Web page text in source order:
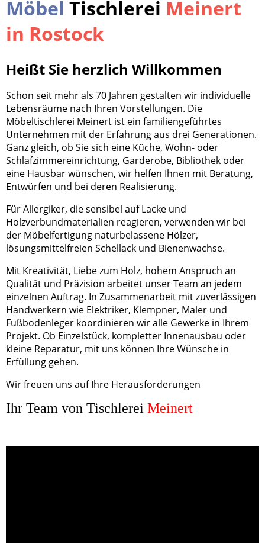
Möbel Tischlerei Meinert
in Rostock
Heißt Sie herzlich Willkommen
Schon seit mehr als 70 Jahren gestalten wir individuelle
Lebensräume nach Ihren Vorstellungen. Die
Möbeltischlerei Meinert ist ein familiengeführtes
Unternehmen mit der Erfahrung aus drei Generationen.
Ganz gleich, ob Sie sich eine Küche, Wohn- oder
Schlafzimmereinrichtung, Garderobe, Bibliothek oder
eine Hausbar wünschen, wir helfen Ihnen mit Beratung,
Entwürfen und bei deren Realisierung.
Für Allergiker, die sensibel auf Lacke und
Holzverbundmaterialien reagieren, verwenden wir bei
der Möbelfertigung naturbelassene Hölzer,
lösungsmittelfreien Schellack und Bienenwachse.
Mit Kreativität, Liebe zum Holz, hohem Anspruch an
Qualität und Präzision arbeitet unser Team an jedem
einzelnen Auftrag. In Zusammenarbeit mit zuverlässigen
Handwerkern wie Elektriker, Klempner, Maler und
Fußbodenleger koordinieren wir alle Gewerke in Ihrem
Projekt. Ob Einzelstück, kompletter Innenausbau oder
kleine Reparatur, mit uns können Ihre Wünsche in
Erfüllung gehen.
Wir freuen uns auf Ihre Herausforderungen
Ihr Team von Tischlerei Meinert